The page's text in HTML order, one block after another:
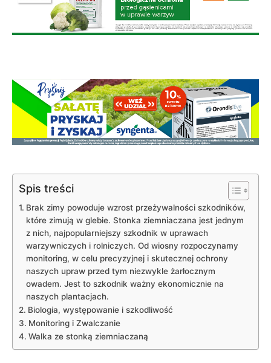
Spis treści
Brak zimy powoduje wzrost przeżywalności szkodników,
które zimują w glebie. Stonka ziemniaczana jest jednym
z nich, najpopularniejszy szkodnik w uprawach
warzywniczych i rolniczych. Od wiosny rozpoczynamy
monitoring, w celu precyzyjnej i skutecznej ochrony
naszych upraw przed tym niezwykle żarłocznym
owadem. Jest to szkodnik ważny ekonomicznie na
naszych plantacjach.
Biologia, występowanie i szkodliwość
Monitoring i Zwalczanie
Walka ze stonką ziemniaczaną